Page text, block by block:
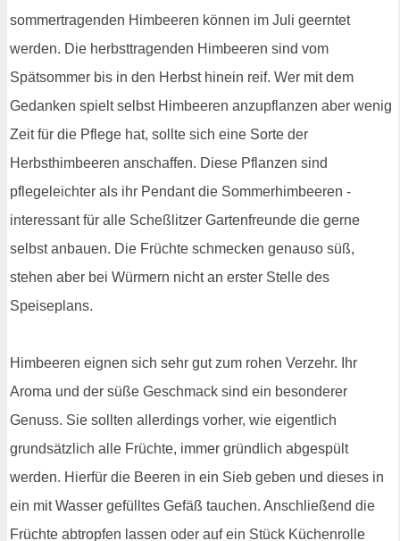
sommertragenden Himbeeren können im Juli geerntet
werden. Die herbsttragenden Himbeeren sind vom
Spätsommer bis in den Herbst hinein reif. Wer mit dem
Gedanken spielt selbst Himbeeren anzupflanzen aber wenig
Zeit für die Pflege hat, sollte sich eine Sorte der
Herbsthimbeeren anschaffen. Diese Pflanzen sind
pflegeleichter als ihr Pendant die Sommerhimbeeren -
interessant für alle Scheßlitzer Gartenfreunde die gerne
selbst anbauen. Die Früchte schmecken genauso süß,
stehen aber bei Würmern nicht an erster Stelle des
Speiseplans.
Himbeeren eignen sich sehr gut zum rohen Verzehr. Ihr
Aroma und der süße Geschmack sind ein besonderer
Genuss. Sie sollten allerdings vorher, wie eigentlich
grundsätzlich alle Früchte, immer gründlich abgespült
werden. Hierfür die Beeren in ein Sieb geben und dieses in
ein mit Wasser gefülltes Gefäß tauchen. Anschließend die
Früchte abtropfen lassen oder auf ein Stück Küchenrolle